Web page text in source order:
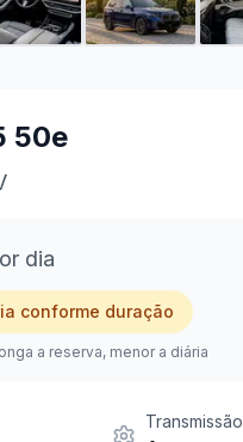
+351 963-584-279
50e
dia
conforme duração
a reserva, menor a diária
Transmissão